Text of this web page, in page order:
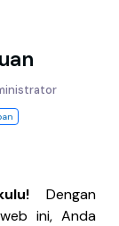
Dengan
ini, Anda